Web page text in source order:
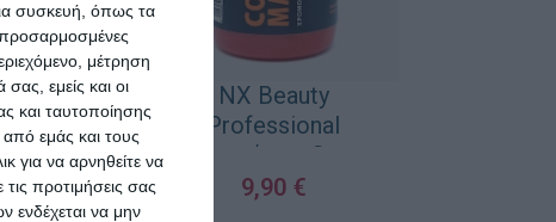
συσκευή, όπως τα
μέτρηση
σας, εμείς και οι
και ταυτοποίησης
εμάς και τους
για να αρνηθείτε να
προτιμήσεις σας
ενδέχεται να μην
NX Beauty
Professional
Χρωμομάσκα Copper
300ml
9,90 €